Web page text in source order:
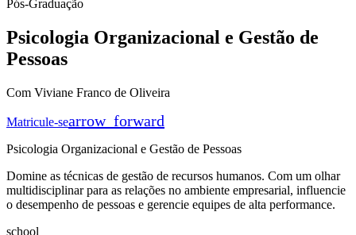
Pós-Graduação
Psicologia Organizacional e Gestão de
Pessoas
Com Viviane Franco de Oliveira
Matricule-searrow_forward
Psicologia Organizacional e Gestão de Pessoas
Domine as técnicas de gestão de recursos humanos. Com um olhar
multidisciplinar para as relações no ambiente empresarial, influencie
o desempenho de pessoas e gerencie equipes de alta performance.
school